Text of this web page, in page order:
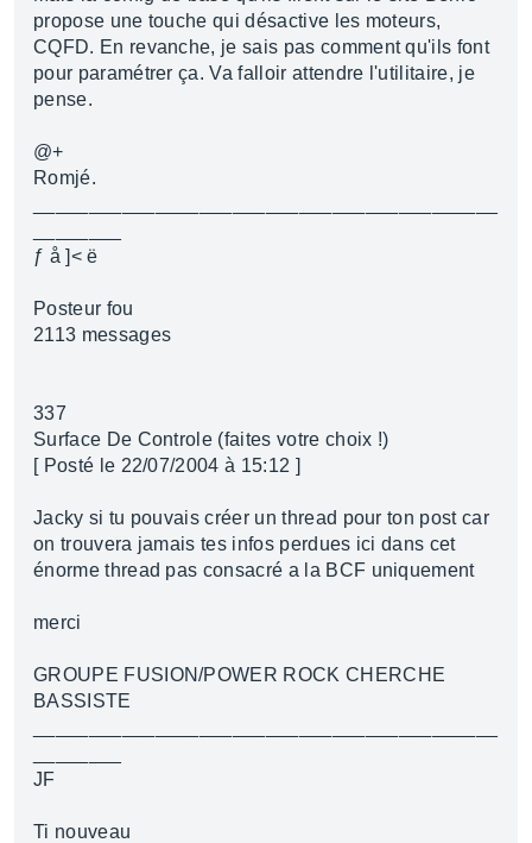
propose une touche qui désactive les moteurs,
CQFD. En revanche, je sais pas comment qu'ils font
pour paramétrer ça. Va falloir attendre l'utilitaire, je
pense.
@+
Romjé.
ƒ å ]< ë
Posteur fou
2113 messages
337
Surface De Controle (faites votre choix !)
[ Posté le 22/07/2004 à 15:12 ]
Jacky si tu pouvais créer un thread pour ton post car
on trouvera jamais tes infos perdues ici dans cet
énorme thread pas consacré a la BCF uniquement
merci
GROUPE FUSION/POWER ROCK CHERCHE
BASSISTE
JF
Ti nouveau